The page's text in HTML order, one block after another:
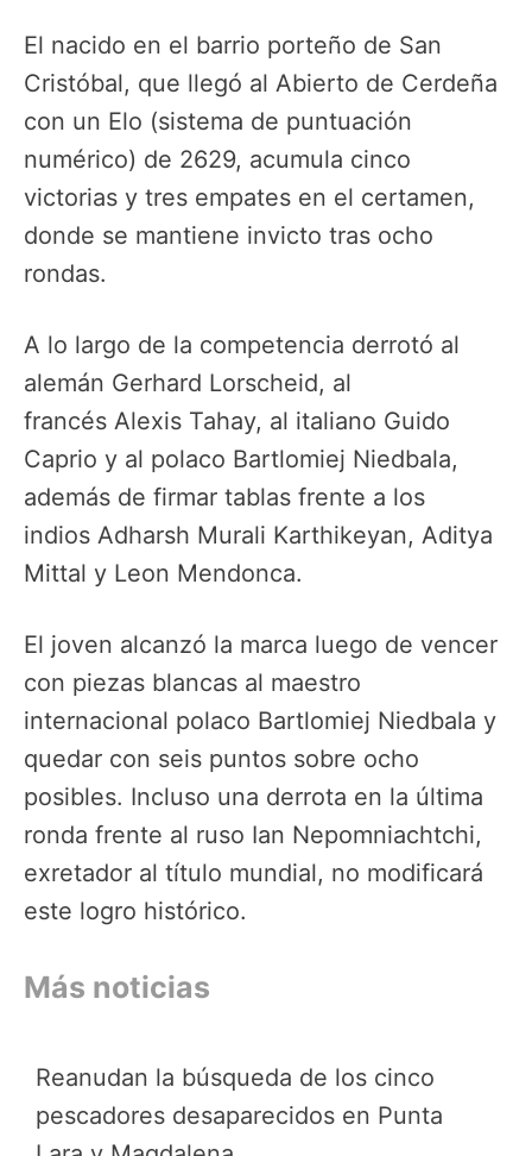
El nacido en el barrio porteño de San
Cristóbal, que llegó al Abierto de Cerdeña
con un Elo (sistema de puntuación
numérico) de 2629, acumula cinco
victorias y tres empates en el certamen,
donde se mantiene invicto tras ocho
rondas.
A lo largo de la competencia derrotó al
alemán Gerhard Lorscheid, al
francés Alexis Tahay, al italiano Guido
Caprio y al polaco Bartlomiej Niedbala,
además de firmar tablas frente a los
indios Adharsh Murali Karthikeyan, Aditya
Mittal y Leon Mendonca.
El joven alcanzó la marca luego de vencer
con piezas blancas al maestro
internacional polaco Bartlomiej Niedbala y
quedar con seis puntos sobre ocho
posibles. Incluso una derrota en la última
ronda frente al ruso Ian Nepomniachtchi,
exretador al título mundial, no modificará
este logro histórico.
Más noticias
Reanudan la búsqueda de los cinco
pescadores desaparecidos en Punta